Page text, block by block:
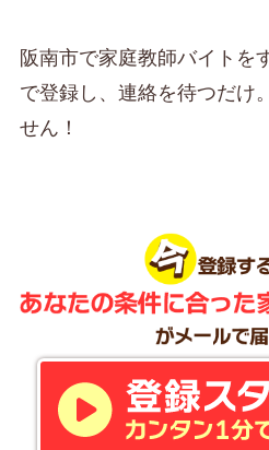
阪南市で家庭教師バイトを
で登録し、連絡を待つだけ
せん！